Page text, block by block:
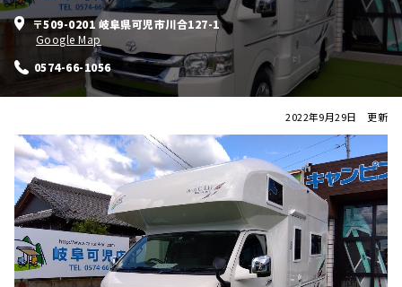
〒509-0201 岐阜県可児市川合127-1
Google Map
0574-66-1056
2022年9月29日 更新